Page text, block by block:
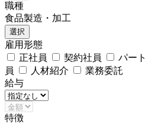
職種
食品製造・加工
選択
雇用形態
正社員
契約社員 パート
員
人材紹介
業務委託
給与
特徴